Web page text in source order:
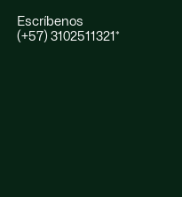
Escríbenos
(+57) 3102511321*